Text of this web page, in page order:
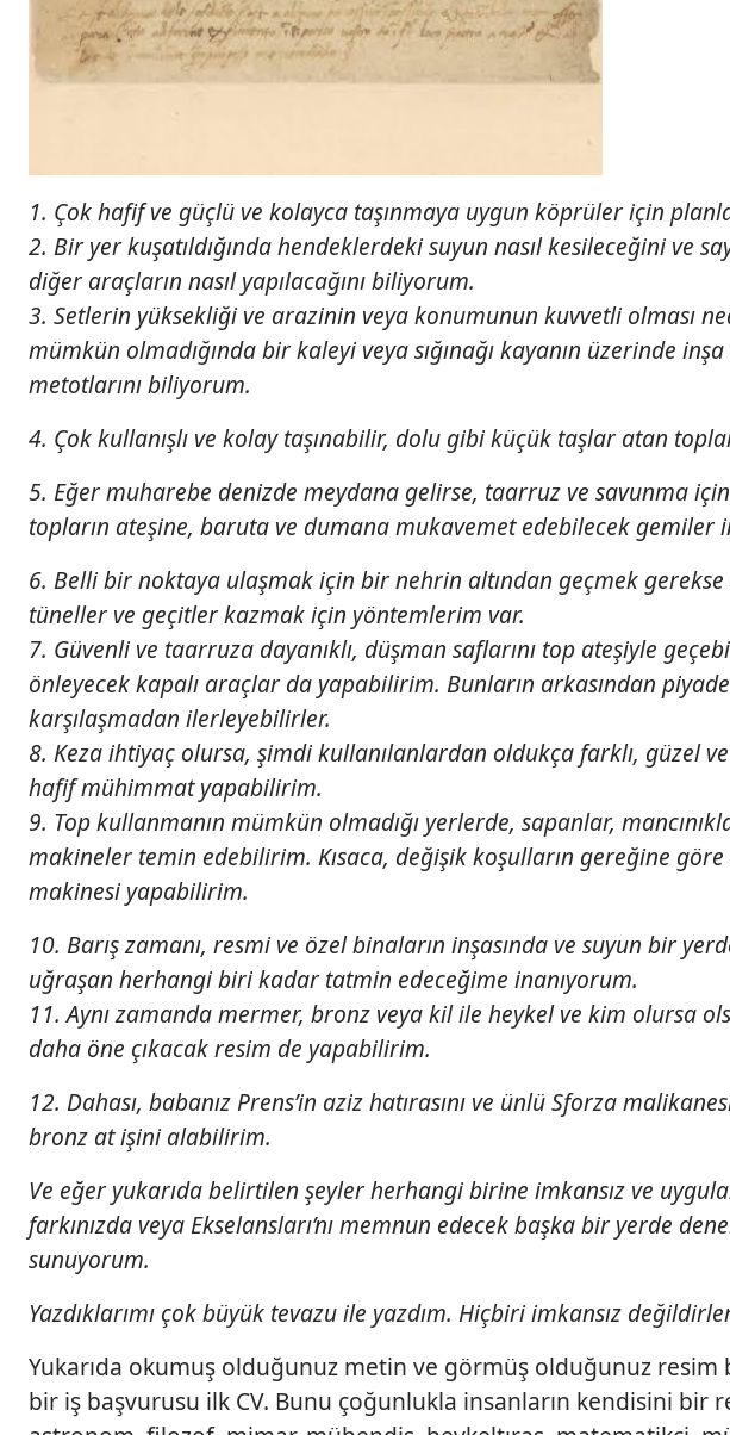
1. Çok hafif ve güçlü ve kolayca taşınmaya uygun köprüler için
2. Bir yer kuşatıldığında hendeklerdeki suyun nasıl kesileceğini ve
diğer araçların nasıl yapılacağını biliyorum.
3. Setlerin yüksekliği ve arazinin veya konumunun kuvvetli olması
mümkün olmadığında bir kaleyi veya sığınağı kayanın üzerinde
metotlarını biliyorum.
4. Çok kullanışlı ve kolay taşınabilir, dolu gibi küçük taşlar atan
5. Eğer muharebe denizde meydana gelirse, taarruz ve savunma
topların ateşine, baruta ve dumana mukavemet edebilecek gemiler
6. Belli bir noktaya ulaşmak için bir nehrin altından geçmek
tüneller ve geçitler kazmak için yöntemlerim var.
7. Güvenli ve taarruza dayanıklı, düşman saflarını top ateşiyle
önleyecek kapalı araçlar da yapabilirim. Bunların arkasından
karşılaşmadan ilerleyebilirler.
8. Keza ihtiyaç olursa, şimdi kullanılanlardan oldukça farklı, güzel
hafif mühimmat yapabilirim.
9. Top kullanmanın mümkün olmadığı yerlerde, sapanlar,
makineler temin edebilirim. Kısaca, değişik koşulların gereğine göre
makinesi yapabilirim.
10. Barış zamanı, resmi ve özel binaların inşasında ve suyun bir
uğraşan herhangi biri kadar tatmin edeceğime inanıyorum.
11. Aynı zamanda mermer, bronz veya kil ile heykel ve kim olursa
daha öne çıkacak resim de yapabilirim.
12. Dahası, babanız Prens’in aziz hatırasını ve ünlü Sforza
bronz at işini alabilirim.
Ve eğer yukarıda belirtilen şeyler herhangi birine imkansız ve
farkınızda veya Ekselansları’nı memnun edecek başka bir yerde
sunuyorum.
Yazdıklarımı çok büyük tevazu ile yazdım. Hiçbiri imkansız
Yukarıda okumuş olduğunuz metin ve görmüş olduğunuz resim
bir iş başvurusu ilk CV. Bunu çoğunlukla insanların kendisini bir